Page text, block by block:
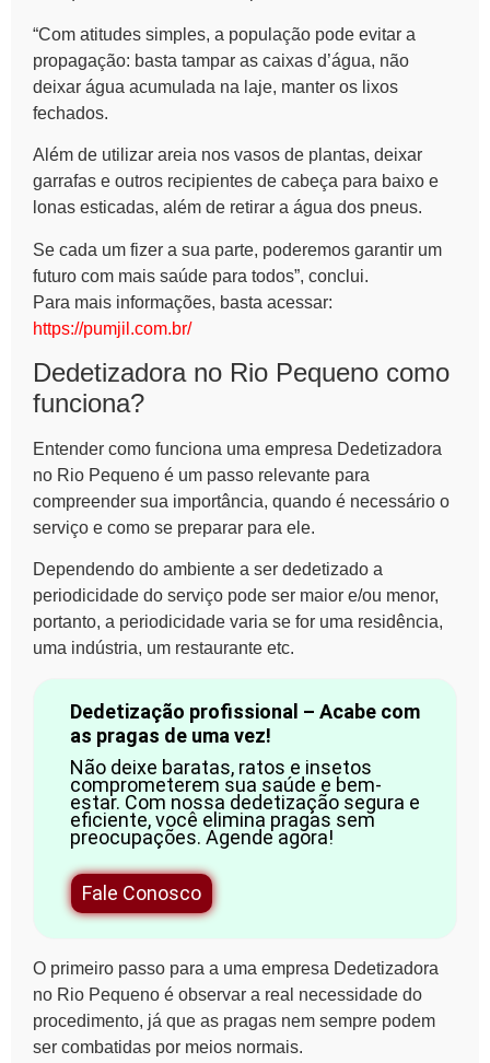
“Com atitudes simples, a população pode evitar a
propagação: basta tampar as caixas d’água, não
deixar água acumulada na laje, manter os lixos
fechados.
Além de utilizar areia nos vasos de plantas, deixar
garrafas e outros recipientes de cabeça para baixo e
lonas esticadas, além de retirar a água dos pneus.
Se cada um fizer a sua parte, poderemos garantir um
futuro com mais saúde para todos”, conclui.
Para mais informações, basta acessar:
https://pumjil.com.br/
Dedetizadora no Rio Pequeno como
funciona?
Entender como funciona uma empresa Dedetizadora
no Rio Pequeno é um passo relevante para
compreender sua importância, quando é necessário o
serviço e como se preparar para ele.
Dependendo do ambiente a ser dedetizado a
periodicidade do serviço pode ser maior e/ou menor,
portanto, a periodicidade varia se for uma residência,
uma indústria, um restaurante etc.
Dedetização profissional – Acabe com
as pragas de uma vez!
Não deixe baratas, ratos e insetos
comprometerem sua saúde e bem-
estar. Com nossa dedetização segura e
eficiente, você elimina pragas sem
preocupações. Agende agora!
Fale Conosco
O primeiro passo para a uma empresa Dedetizadora
no Rio Pequeno é observar a real necessidade do
procedimento, já que as pragas nem sempre podem
ser combatidas por meios normais.